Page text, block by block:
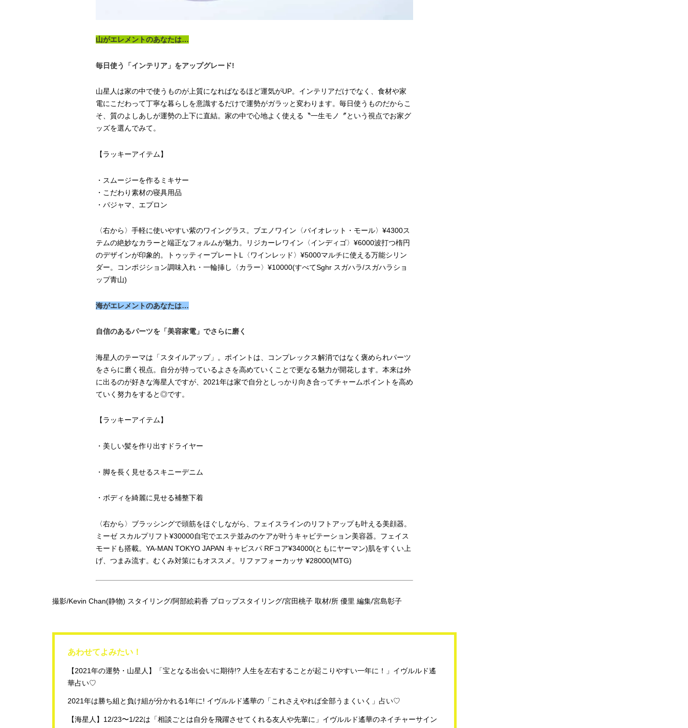
山がエレメントのあなたは…
毎日使う「インテリア」をアップグレード!
山星人は家の中で使うものが上質になればなるほど運気がUP。インテリアだけでなく、食材や家
電にこだわって丁寧な暮らしを意識するだけで運勢がガラッと変わります。毎日使うものだからこ
そ、質のよしあしが運勢の上下に直結。家の中で心地よく使える〝一生モノ〞という視点でお家グ
ッズを選んでみて。
【ラッキーアイテム】
・スムージーを作るミキサー
・こだわり素材の寝具用品
・パジャマ、エプロン
〈右から〉手軽に使いやすい紫のワイングラス。ブエノワイン〈バイオレット・モール〉¥4300ス
テムの絶妙なカラーと端正なフォルムが魅力。リジカーレワイン〈インディゴ〉¥6000波打つ楕円
のデザインが印象的。トゥッティープレートL〈ワインレッド〉¥5000マルチに使える万能シリン
ダー。コンポジション調味入れ・一輪挿し〈カラー〉¥10000(すべてSghr スガハラ/スガハラショ
ップ青山)
海がエレメントのあなたは…
自信のあるパーツを「美容家電」でさらに磨く
海星人のテーマは「スタイルアップ」。ポイントは、コンプレックス解消ではなく褒められパーツ
をさらに磨く視点。自分が持っているよさを高めていくことで更なる魅力が開花します。本来は外
に出るのが好きな海星人ですが、2021年は家で自分としっかり向き合ってチャームポイントを高め
ていく努力をすると◎です。
【ラッキーアイテム】
・美しい髪を作り出すドライヤー
・脚を長く見せるスキニーデニム
・ボディを綺麗に見せる補整下着
〈右から〉ブラッシングで頭筋をほぐしながら、フェイスラインのリフトアップも叶える美顔器。
ミーゼ スカルプリフト¥30000自宅でエステ並みのケアが叶うキャビテーション美容器。フェイス
モードも搭載。YA-MAN TOKYO JAPAN キャビスパ RFコア¥34000(ともにヤーマン)肌をすくい上
げ、つまみ流す。むくみ対策にもオススメ。リファフォーカッサ ¥28000(MTG)
撮影/Kevin Chan(静物) スタイリング/阿部絵莉香 プロップスタイリング/宮田桃子 取材/所 優里 編集/宮島彰子
あわせてよみたい！
【2021年の運勢・山星人】「宝となる出会いに期待!? 人生を左右することが起こりやすい一年に！」イヴルルド遙
華占い♡
2021年は勝ち組と負け組が分かれる1年に! イヴルルド遙華の「これさえやれば全部うまくいく」占い♡
【海星人】12/23〜1/22は「相談ごとは自分を飛躍させてくれる友人や先輩に」イヴルルド遙華のネイチャーサイン